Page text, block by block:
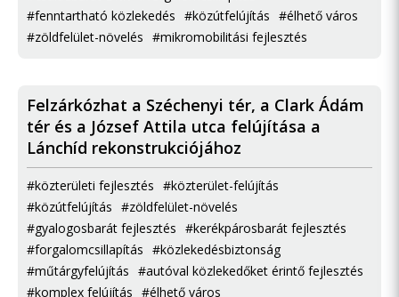
#fenntartható közlekedés #közútfelújítás #élhető város
#zöldfelület-növelés #mikromobilitási fejlesztés
Felzárkózhat a Széchenyi tér, a Clark Ádám
tér és a József Attila utca felújítása a
Lánchíd rekonstrukciójához
#közterületi fejlesztés #közterület-felújítás
#közútfelújítás #zöldfelület-növelés
#gyalogosbarát fejlesztés #kerékpárosbarát fejlesztés
#forgalomcsillapítás #közlekedésbiztonság
#műtárgyfelújítás #autóval közlekedőket érintő fejlesztés
#komplex felújítás #élhető város